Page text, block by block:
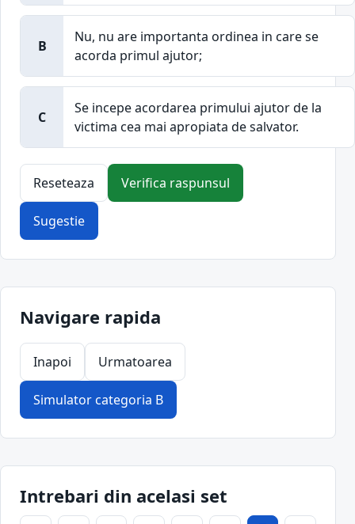
B
Nu, nu are importanta ordinea in care se
acorda primul ajutor;
C
Se incepe acordarea primului ajutor de la
victima cea mai apropiata de salvator.
Reseteaza Verifica raspunsul
Sugestie
Navigare rapida
Inapoi Urmatoarea
Simulator categoria B
Intrebari din acelasi set